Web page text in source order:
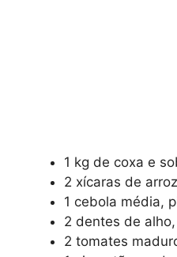
1 kg de coxa e
2 xícaras de arroz
1 cebola média,
2 dentes de
2 tomates